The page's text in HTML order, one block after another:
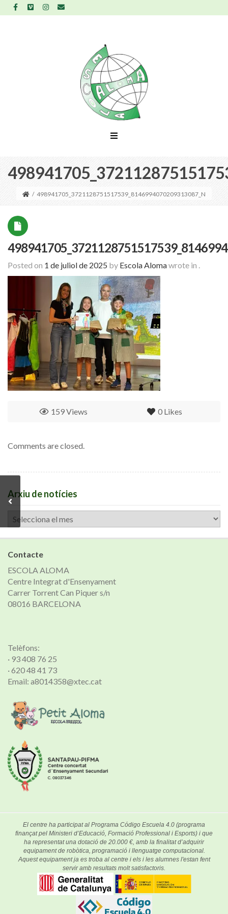
/ 498941705_3721128751517539_8146994070209313087_N
Posted on 1 de juliol de 2025 by Escola Alomawrote in .
0 Likes
159 Views
Comments are closed.
Arxiu de notícies
Arxiu
de
notícies
Contacte
ESCOLA ALOMA
Centre Integrat d'Ensenyament
Carrer Torrent Can Piquer s/n
08016 BARCELONA
Telèfons:
· 93 408 76 25
· 620 48 41 73
Email: a8014358@xtec.cat
El centre ha participat al Programa Código Escuela 4.0 (programa
finançat pel Ministeri d’Educació, Formació Professional i Esports) i que
ha representat una dotació de 20.000 €, amb la finalitat d’adquirir
equipament de robòtica, programació i llenguatge computacional.
Aquest equipament ja es troba al centre i els i les alumnes l'estan fent
servir amb resultats molt satisfactoris.